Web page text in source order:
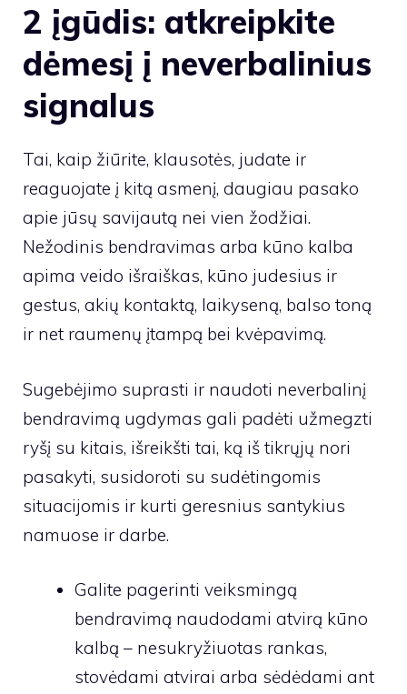
2 įgūdis: atkreipkite
dėmesį į neverbalinius
signalus
Tai, kaip žiūrite, klausotės, judate ir
reaguojate į kitą asmenį, daugiau pasako
apie jūsų savijautą nei vien žodžiai.
Nežodinis bendravimas arba kūno kalba
apima veido išraiškas, kūno judesius ir
gestus, akių kontaktą, laikyseną, balso toną
ir net raumenų įtampą bei kvėpavimą.
Sugebėjimo suprasti ir naudoti neverbalinį
bendravimą ugdymas gali padėti užmegzti
ryšį su kitais, išreikšti tai, ką iš tikrųjų nori
pasakyti, susidoroti su sudėtingomis
situacijomis ir kurti geresnius santykius
namuose ir darbe.
Galite pagerinti veiksmingą
bendravimą naudodami atvirą kūno
kalbą – nesukryžiuotas rankas,
stovėdami atvirai arba sėdėdami ant